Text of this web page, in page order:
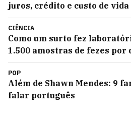
juros, crédito e custo de vida
CIÊNCIA
Como um surto fez
1.500 amostras de fezes por
POP
Além de Shawn Mendes: 9
falar português